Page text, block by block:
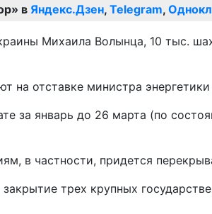
в Яндекс.Дзен, Telegram,
Михаила Волынца, 10 тыс.
на отставке министра
за январь до 26 марта (по
в частности, придется
трех крупных